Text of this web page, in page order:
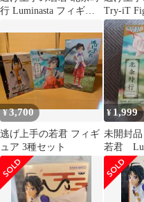
行 Luminasta フィギュ
Try-iT
¥3,700
逃げ上手の若君 フィギ
ュア 3種セット
¥ 1,999
未開封
若君
時行 フ